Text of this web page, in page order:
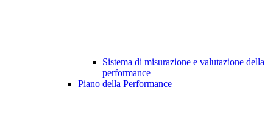
Sistema di misurazione e valutazione della
performance
Piano della Performance